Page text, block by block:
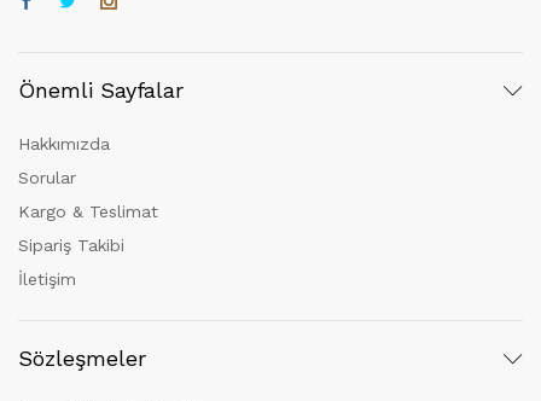
Önemli Sayfalar
Hakkımızda
Sorular
Kargo & Teslimat
Sipariş Takibi
İletişim
Sözleşmeler